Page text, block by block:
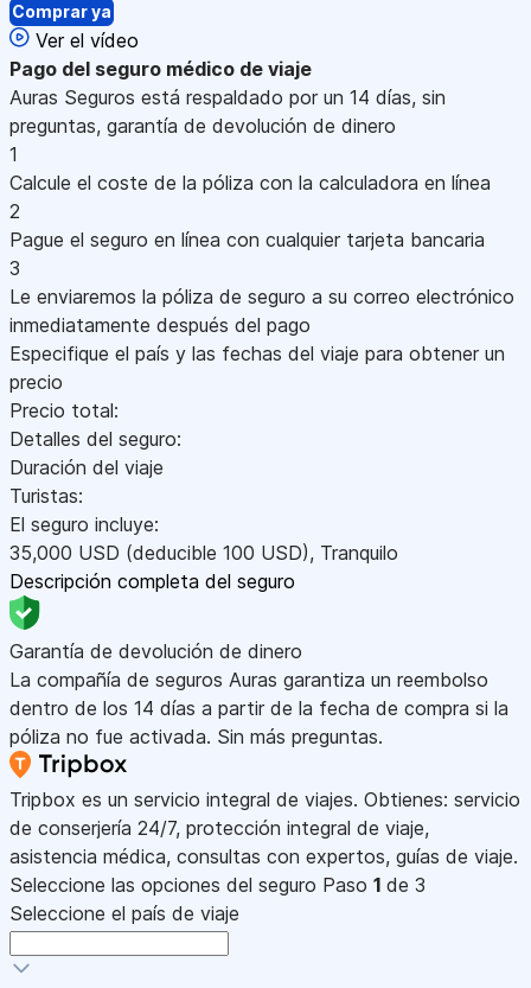
Comprar ya
Ver el vídeo
Pago del seguro médico de viaje
Auras Seguros está respaldado por un 14 días, sin
preguntas, garantía de devolución de dinero
1
Calcule el coste de la póliza con la calculadora en línea
2
Pague el seguro en línea con cualquier tarjeta bancaria
3
Le enviaremos la póliza de seguro a su correo electrónico
inmediatamente después del pago
Especifique el país y las fechas del viaje para obtener un
precio
Precio total:
Detalles del seguro:
Duración del viaje
Turistas:
El seguro incluye:
35,000 USD (deducible 100 USD), Tranquilo
Descripción completa del seguro
Garantía de devolución de dinero
La compañía de seguros Auras garantiza un reembolso
dentro de los 14 días a partir de la fecha de compra si la
póliza no fue activada. Sin más preguntas.
Tripbox es un servicio integral de viajes. Obtienes: servicio
de conserjería 24/7, protección integral de viaje,
asistencia médica, consultas con expertos, guías de viaje.
Seleccione las opciones del seguro Paso 1 de 3
Seleccione el país de viaje